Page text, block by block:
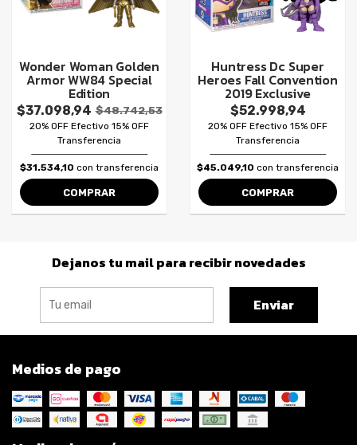
Wonder Woman Golden
Armor WW84 Special
Edition
$37.098,94 $48.742,53
20% OFF Efectivo 15% OFF
Transferencia
$31.534,10 con transferencia
COMPRAR
Huntress Dc Super
Heroes Fall Convention
2019 Exclusive
$52.998,94
20% OFF Efectivo 15% OFF
Transferencia
$45.049,10 con transferencia
COMPRAR
Dejanos tu mail para recibir novedades
Enviar
Medios de pago